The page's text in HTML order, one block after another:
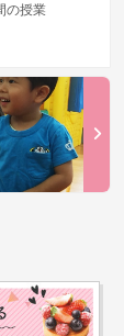
の授業